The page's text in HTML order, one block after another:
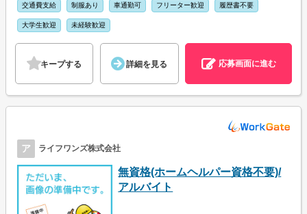
交通費支給 制服あり 車通勤可 フリーター歓迎 履歴書不要
大学生歓迎 未経験歓迎
キープする 詳細を見る 応募画面に進む
ア ライフワンズ株式会社
無資格(ホームヘルパー資格不要)/
アルバイト